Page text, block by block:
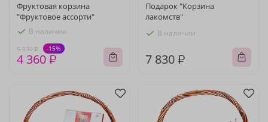
Фруктовая корзина
"Фруктовое ассорти"
В наличии
5 130 ₽ -15%
4 360 ₽
Подарок "Корзина
лакомств"
В наличии
7 830 ₽